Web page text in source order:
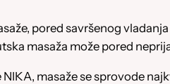
pored savršenog
masaža može pored
masaže se sprovode